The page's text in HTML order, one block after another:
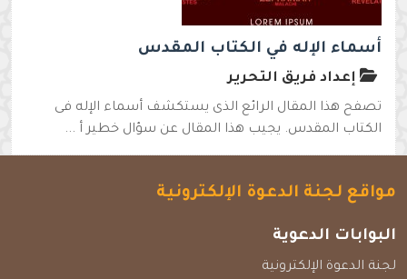
أسماء الإله في الكتاب المقدس
إعداد فريق التحرير
تصفح هذا المقال الرائع الذى يستكشف أسماء الإله فى
الكتاب المقدس. يجيب هذا المقال عن سؤال خطير أ ...
مواقع لجنة الدعوة الإلكترونية
البوابات الدعوية
لجنة الدعوة الإلكترونية